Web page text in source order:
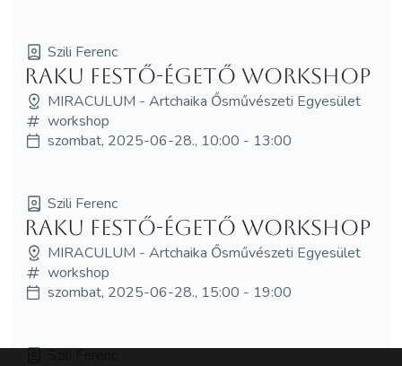
Szili Ferenc
Raku festő-égető workshop
MIRACULUM - Artchaika Ősművészeti Egyesület
workshop
szombat, 2025-06-28., 10:00 - 13:00
Szili Ferenc
Raku festő-égető workshop
MIRACULUM - Artchaika Ősművészeti Egyesület
workshop
szombat, 2025-06-28., 15:00 - 19:00